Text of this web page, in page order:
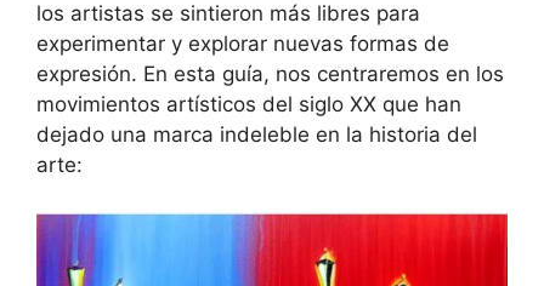
los artistas se sintieron más libres para
experimentar y explorar nuevas formas de
expresión. En esta guía, nos centraremos en los
movimientos artísticos del siglo XX que han
dejado una marca indeleble en la historia del
arte: